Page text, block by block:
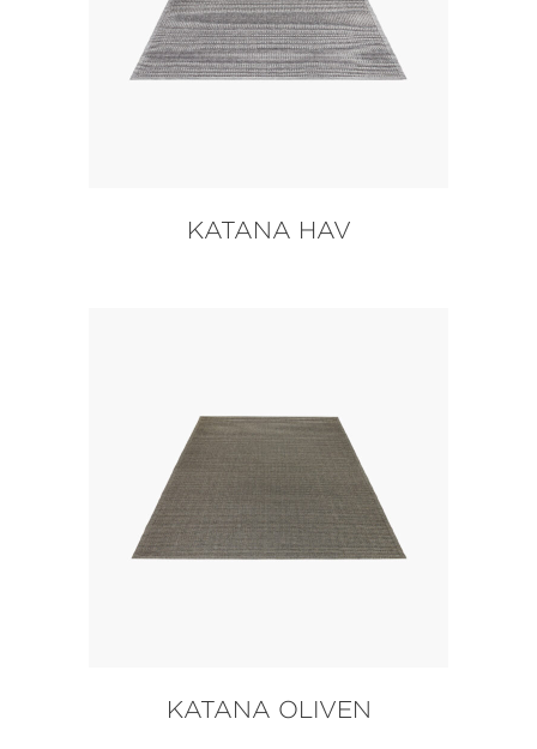
KATANA HAV
KATANA OLIVEN